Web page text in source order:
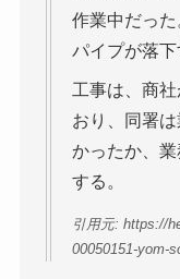
作業中だっ
パイプが落下
工事は、商
おり、同署
かったか、
する。
引用元: https://
00050151-yom-